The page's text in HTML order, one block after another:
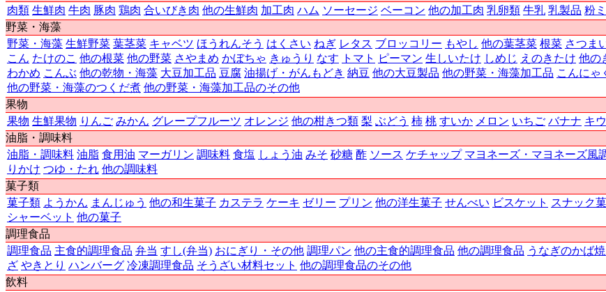
肉類 生鮮肉 牛肉 豚肉 鶏肉 合いびき肉 他の生鮮肉 加工肉 ハム ソーセージ ベーコン 他の加工肉 乳卵類 牛乳 乳製品 粉
野菜・海藻
野菜・海藻 生鮮野菜 葉茎菜 キャベツ ほうれんそう はくさい ねぎ レタス ブロッコリー もやし 他の葉茎菜 根菜 さつま
こん たけのこ 他の根菜 他の野菜 さやまめ かぼちゃ きゅうり なす トマト ピーマン 生しいたけ しめじ えのきたけ 他の
わかめ こんぶ 他の乾物・海藻 大豆加工品 豆腐 油揚げ・がんもどき 納豆 他の大豆製品 他の野菜・海藻加工品 こんにゃ
他の野菜・海藻のつくだ煮 他の野菜・海藻加工品のその他
果物
果物 生鮮果物 りんご みかん グレープフルーツ オレンジ 他の柑きつ類 梨 ぶどう 柿 桃 すいか メロン いちご バナナ キ
油脂・調味料
油脂・調味料 油脂 食用油 マーガリン 調味料 食塩 しょう油 みそ 砂糖 酢 ソース ケチャップ マヨネーズ・マヨネーズ風
りかけ つゆ・たれ 他の調味料
菓子類
菓子類 ようかん まんじゅう 他の和生菓子 カステラ ケーキ ゼリー プリン 他の洋生菓子 せんべい ビスケット スナック
シャーベット 他の菓子
調理食品
調理食品 主食的調理食品 弁当 すし(弁当) おにぎり・その他 調理パン 他の主食的調理食品 他の調理食品 うなぎのかば焼
ざ やきとり ハンバーグ 冷凍調理食品 そうざい材料セット 他の調理食品のその他
飲料